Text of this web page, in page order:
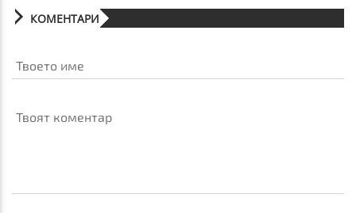
КОМЕНТАРИ
Твоето име
Твоят коментар